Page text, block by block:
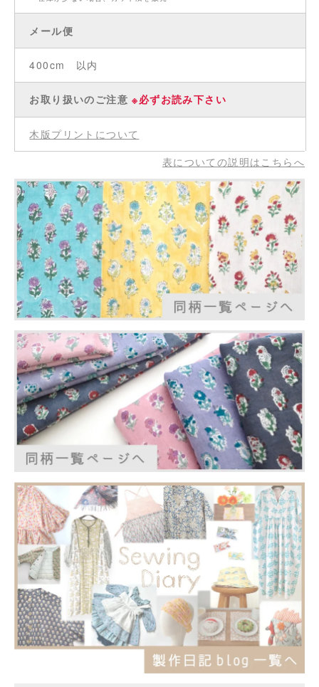
メール便
400cm 以内
お取り扱いのご注意※必ずお読み下さい
木版プリントについて
表についての説明はこちらへ